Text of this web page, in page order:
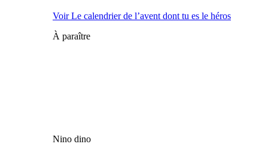
Voir Le calendrier de l’avent dont tu es le héros
À paraître
Nino dino